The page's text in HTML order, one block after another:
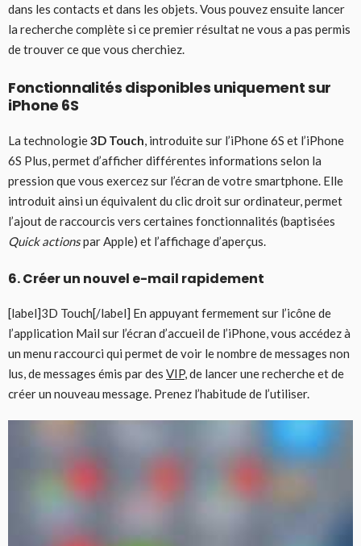
dans les contacts et dans les objets. Vous pouvez ensuite lancer
la recherche complète si ce premier résultat ne vous a pas permis
de trouver ce que vous cherchiez.
Fonctionnalités disponibles uniquement sur
iPhone 6S
La technologie3D Touch, introduite sur l’iPhone 6S et l’iPhone
6S Plus, permet d’afficher différentes informations selon la
pression que vous exercez sur l’écran de votre smartphone. Elle
introduit ainsi un équivalent du clic droit sur ordinateur, permet
l’ajout de raccourcis vers certaines fonctionnalités (baptisées
Quick actionspar Apple) et l’affichage d’aperçus.
6. Créer un nouvel e-mail rapidement
[label]3D Touch[/label] En appuyant fermement sur l’icône de
l’application Mail sur l’écran d’accueil de l’iPhone, vous accédez à
un menu raccourci qui permet de voir le nombre de messages non
lus, de messages émis par des VIP, de lancer une recherche et de
créer un nouveau message. Prenez l’habitude de l’utiliser.